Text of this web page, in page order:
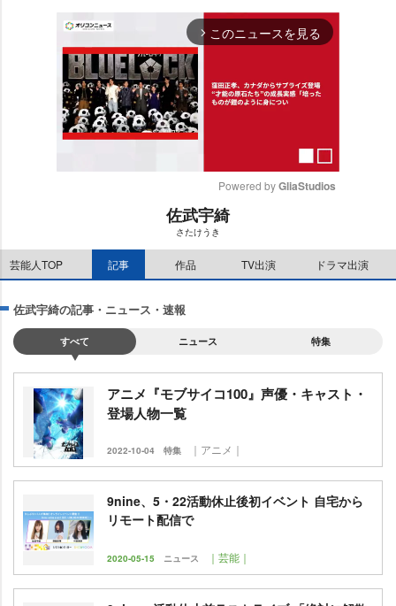
arrow_forward_ios このニュースを見る
Powered by GliaStudios
佐武宇綺
さたけうき
芸能人TOP 記事 作品 TV出演 ドラマ出演
佐武宇綺の記事・ニュース・速報
すべて ニュース 特集
アニメ『モブサイコ100』声優・キャスト・
登場人物一覧
2022-10-04 特集 ｜アニメ｜
9nine、5・22活動休止後初イベント 自宅から
リモート配信で
2020-05-15 ニュース ｜芸能｜